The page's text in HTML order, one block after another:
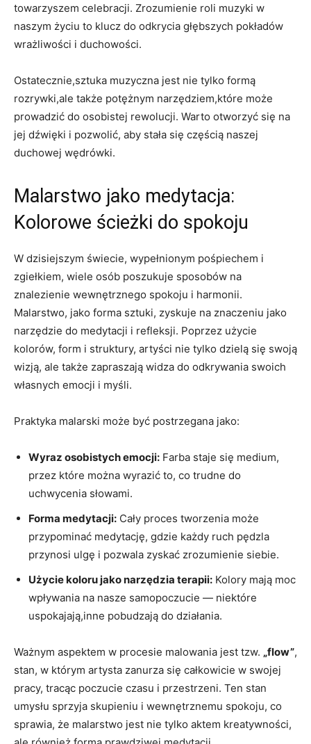
towarzyszem celebracji. Zrozumienie roli muzyki w
naszym życiu to klucz do odkrycia głębszych pokładów
wrażliwości i duchowości.
Ostatecznie,sztuka muzyczna jest nie tylko formą
rozrywki,ale także potężnym narzędziem,które może
prowadzić do osobistej rewolucji. Warto otworzyć się na
jej dźwięki i pozwolić, aby stała się częścią naszej
duchowej wędrówki.
Malarstwo jako medytacja:
Kolorowe ścieżki do spokoju
W dzisiejszym świecie, wypełnionym pośpiechem i
zgiełkiem, wiele osób poszukuje sposobów na
znalezienie wewnętrznego spokoju i harmonii.
Malarstwo, jako forma sztuki, zyskuje na znaczeniu jako
narzędzie do medytacji i refleksji. Poprzez użycie
kolorów, form i struktury, artyści nie tylko dzielą się swoją
wizją, ale także zapraszają widza do odkrywania swoich
własnych emocji i myśli.
Praktyka malarski może być postrzegana jako:
Wyraz osobistych emocji: Farba staje się medium,
przez które można wyrazić to, co trudne do
uchwycenia słowami.
Forma medytacji: Cały proces tworzenia może
przypominać medytację, gdzie każdy ruch pędzla
przynosi ulgę i pozwala zyskać zrozumienie siebie.
Użycie koloru jako narzędzia terapii: Kolory mają moc
wpływania na nasze samopoczucie — niektóre
uspokajają,inne pobudzają do działania.
Ważnym aspektem w procesie malowania jest tzw. „flow”,
stan, w którym artysta zanurza się całkowicie w swojej
pracy, tracąc poczucie czasu i przestrzeni. Ten stan
umysłu sprzyja skupieniu i wewnętrznemu spokoju, co
sprawia, że malarstwo jest nie tylko aktem kreatywności,